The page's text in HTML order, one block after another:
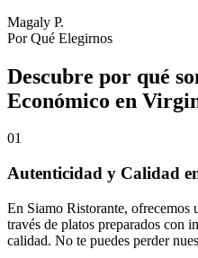
Magaly P.
Por Qué Elegirnos
Descubre por qué
Económico en
01
Autenticidad y Calidad
En Siamo Ristorante, ofrecemos
través de platos preparados con
calidad. No te puedes perder